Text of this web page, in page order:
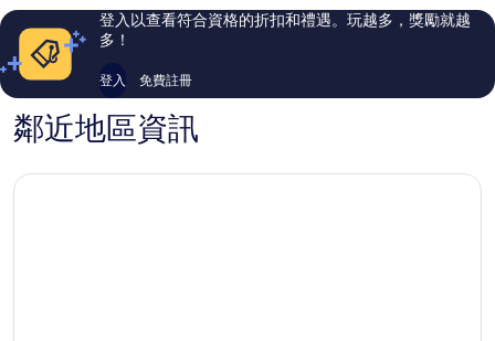
評
論
評
論
登入以查看符合資格的折扣和禮遇。玩越多，獎勵就越
多！
登入 免費註冊
鄰近地區資訊